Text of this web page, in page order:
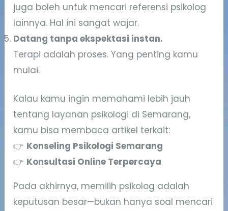
juga boleh untuk mencari referensi psikolog
lainnya. Hal ini sangat wajar.
Datang tanpa ekspektasi instan.
Terapi adalah proses. Yang penting kamu
mulai.
Kalau kamu ingin memahami lebih jauh
tentang layanan psikologi di Semarang,
kamu bisa membaca artikel terkait:
👉 Konseling Psikologi Semarang
👉 Konsultasi Online Terpercaya
Pada akhirnya, memilih psikolog adalah
keputusan besar—bukan hanya soal mencari